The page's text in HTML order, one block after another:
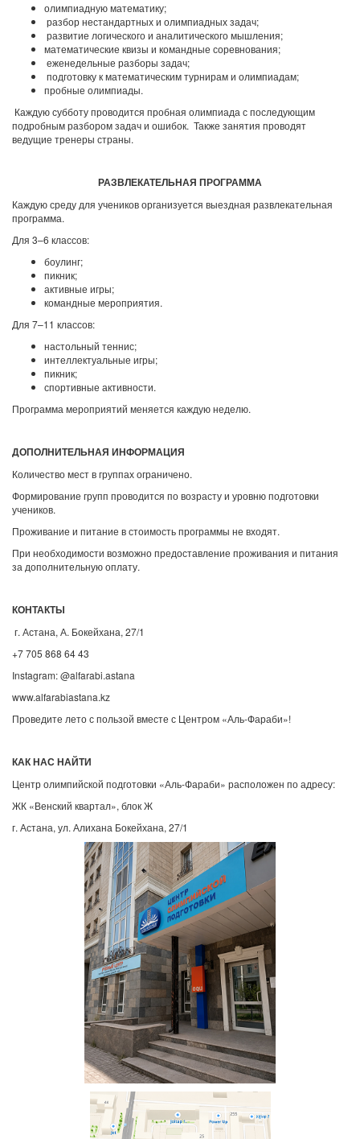
олимпиадную математику;
разбор нестандартных и олимпиадных задач;
развитие логического и аналитического мышления;
математические квизы и командные соревнования;
еженедельные разборы задач;
подготовку к математическим турнирам и олимпиадам;
пробные олимпиады.
Каждую субботу проводится пробная олимпиада с последующим
подробным разбором задач и ошибок. Также занятия проводят
ведущие тренеры страны.
РАЗВЛЕКАТЕЛЬНАЯ ПРОГРАММА
Каждую среду для учеников организуется выездная развлекательная
программа.
Для 3–6 классов:
боулинг;
пикник;
активные игры;
командные мероприятия.
Для 7–11 классов:
настольный теннис;
интеллектуальные игры;
пикник;
спортивные активности.
Программа мероприятий меняется каждую неделю.
ДОПОЛНИТЕЛЬНАЯ ИНФОРМАЦИЯ
Количество мест в группах ограничено.
Формирование групп проводится по возрасту и уровню подготовки
учеников.
Проживание и питание в стоимость программы не входят.
При необходимости возможно предоставление проживания и питания
за дополнительную оплату.
КОНТАКТЫ
г. Астана, А. Бокейхана, 27/1
+7 705 868 64 43
Instagram: @alfarabi.astana
www.alfarabiastana.kz
Проведите лето с пользой вместе с Центром «Аль-Фараби»!
КАК НАС НАЙТИ
Центр олимпийской подготовки «Аль-Фараби» расположен по адресу:
ЖК «Венский квартал», блок Ж
г. Астана, ул. Алихана Бокейхана, 27/1